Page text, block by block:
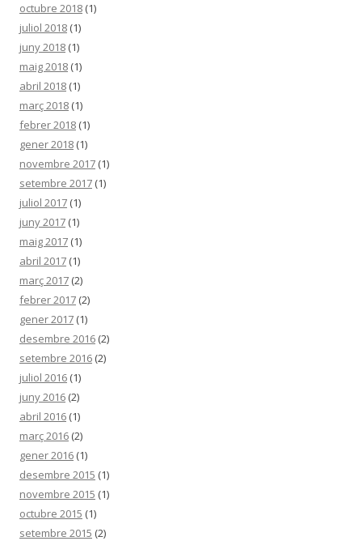
octubre 2018 (1)
juliol 2018 (1)
juny 2018 (1)
maig 2018 (1)
abril 2018 (1)
març 2018 (1)
febrer 2018 (1)
gener 2018 (1)
novembre 2017 (1)
setembre 2017 (1)
juliol 2017 (1)
juny 2017 (1)
maig 2017 (1)
abril 2017 (1)
març 2017 (2)
febrer 2017 (2)
gener 2017 (1)
desembre 2016 (2)
setembre 2016 (2)
juliol 2016 (1)
juny 2016 (2)
abril 2016 (1)
març 2016 (2)
gener 2016 (1)
desembre 2015 (1)
novembre 2015 (1)
octubre 2015 (1)
setembre 2015 (2)